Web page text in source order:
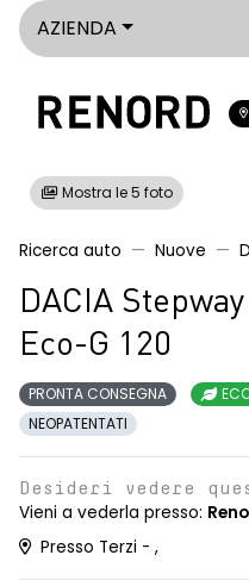
AZIENDA
Mostra le 5 foto
Ricerca auto Nuove
DACIA
Eco-G 120
PRONTA CONSEGNA
NEOPATENTATI
Desideri vedere
Vieni a vederla presso:
Presso Terzi - ,